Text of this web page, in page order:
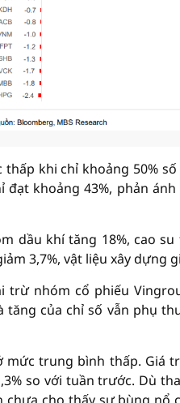
khi chỉ khoảng 50%
khoảng 43%, phản
dầu khí tăng 18%, cao
3,7%, vật liệu xây dựng
trừ nhóm cổ phiếu
tăng của chỉ số vẫn phụ
trung bình thấp. Giá
so với tuần trước. Dù